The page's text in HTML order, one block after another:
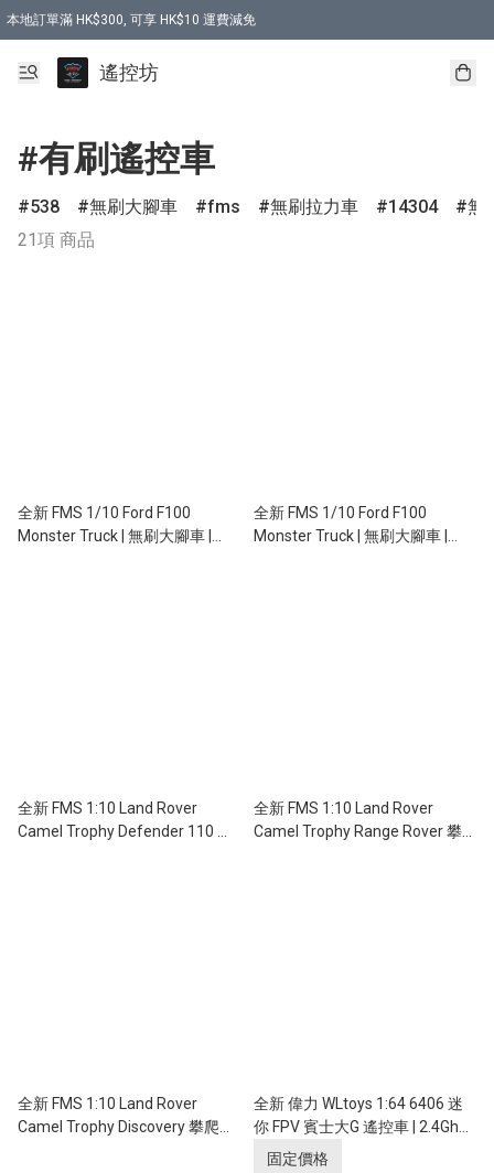
本地訂單滿 HK$300, 可享 HK$10 運費減免
購買 7.6V 6500mah 70C 電池 送 7.6V USB充電器
遙控坊
#有刷遙控車
538 無刷大腳車 fms 無刷拉力車 14304
無
21項 商品
全新 FMS 1/10 Ford F100
Monster Truck | 無刷大腳車 |
全新 FMS 1/10 Ford F100
Monster Truck | 無刷大腳車 |
全新 FMS 1:10 Land Rover
Camel Trophy Defender 110 攀
全新 FMS 1:10 Land Rover
Camel Trophy Range Rover 攀
全新 FMS 1:10 Land Rover
Camel Trophy Discovery 攀爬車
全新 偉力 WLtoys 1:64 6406 迷
你 FPV 賓士大G 遙控車 | 2.4Ghz
遙控 | 4輪驅動 | 實時傳送影像
固定價格